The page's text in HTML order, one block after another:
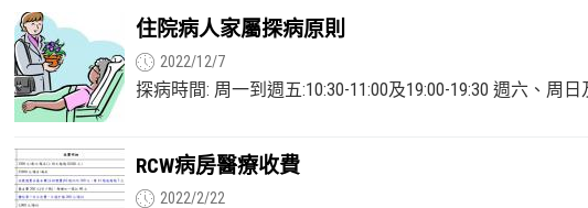
住院病人家屬探病原則
2022/12/7
探病時間: 周一到週五:10:30-11:00及19:00-19:30 週六、周
RCW病房醫療收費
2022/2/22